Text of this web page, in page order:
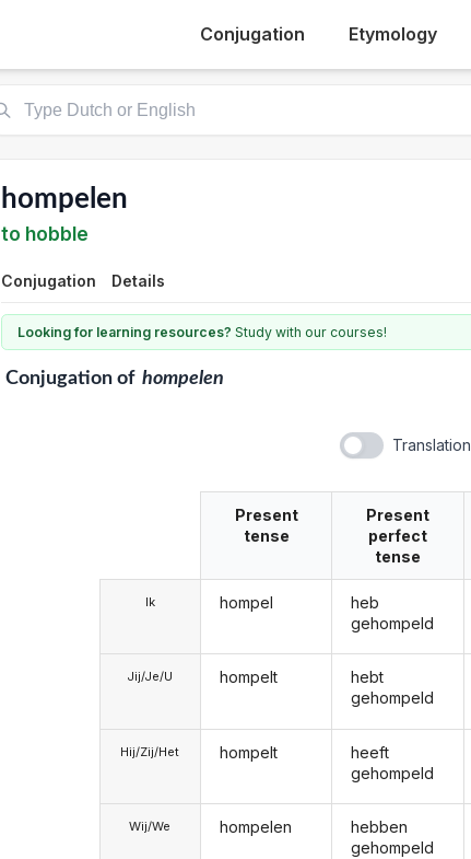
Conjugation Etymology
hompelen
to hobble
Conjugation Details
Looking for learning resources? Study with our courses!
Conjugationof hompelen
Translation
Ik
Jij/Je/U
Hij/Zij/Het
Wij/We
Present
tense
hompel
hompelt
hompelt
hompelen
Present
perfect
tense
heb
gehompeld
hebt
gehompeld
heeft
gehompeld
hebben
gehompeld